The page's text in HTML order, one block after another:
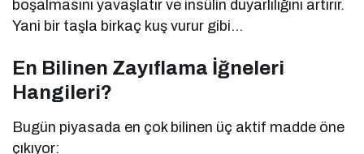
boşalmasını yavaşlatır ve insülin duyarlılığını artırır.
Yani bir taşla birkaç kuş vurur gibi…
En Bilinen Zayıflama İğneleri
Hangileri?
Bugün piyasada en çok bilinen üç aktif madde öne
çıkıyor: